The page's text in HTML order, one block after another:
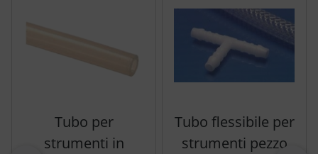
Tubo per
strumenti in
Tubo flessibile per
strumenti pezzo